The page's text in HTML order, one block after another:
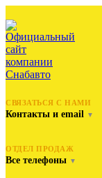
СВЯЗАТЬСЯ С НАМИ
Контакты и email ▼
ОТДЕЛ ПРОДАЖ
Все телефоны ▼